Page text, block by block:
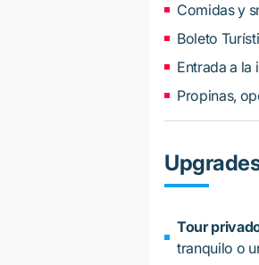
Comidas y
Boleto
Entrada a la
Propinas,
Tour
tranquilo o